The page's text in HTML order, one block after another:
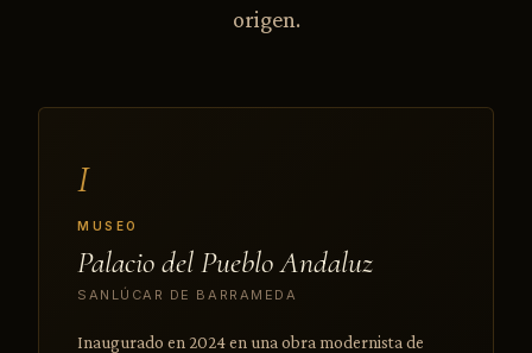
origen.
I
MUSEO
Palacio del Pueblo Andaluz
SANLÚCAR DE BARRAMEDA
Inaugurado en 2024 en una obra modernista de